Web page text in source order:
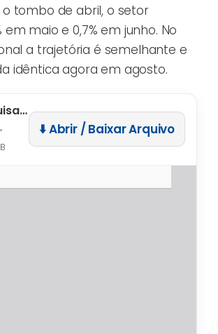
tombo de abril, o setor
em maio e 0,7% em junho. No
a trajetória é semelhante e
idêntica agora em agosto.
Pesquisa Mensal de Serviços (Agosto) 2023
•
⬇️ Abrir / Baixar Arquivo